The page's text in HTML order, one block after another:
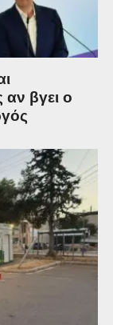
βγει ο